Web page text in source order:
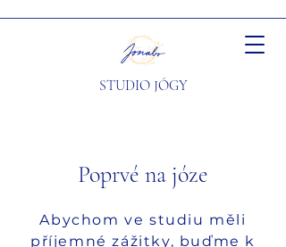
STUDIO JÓGY
Poprvé na józe
Abychom ve studiu měli
příjemné zážitky, buďme k